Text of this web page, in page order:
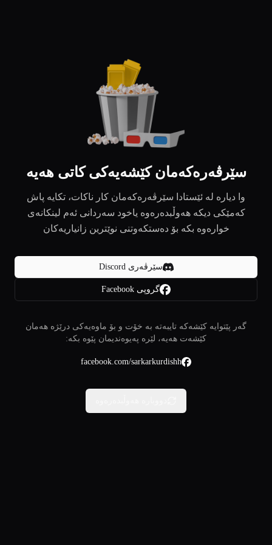
سێرڤەرەکەمان کێشەیەکی کاتی هەیە
وا دیارە لە ئێستادا سێرڤەرەکەمان کار ناکات، تکایە پاش
کەمێکی دیکە هەوڵبدەرەوە یاخود سەردانی ئەم لینکانەی
خوارەوە بکە بۆ دەستکەوتنی نوێترین زانیاریەکان
سێرڤەری Discord
گروپی Facebook
گەر پێتوایە کێشەکە تایبەتە بە خۆت و بۆ ماوەیەکی درێژە هەمان
کێشەت هەیە، لێرە پەیوەندیمان پێوە بکە:
facebook.com/sarkarkurdishh